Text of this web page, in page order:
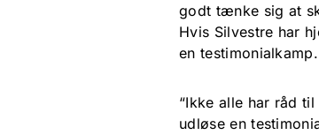
godt tænke sig at
Hvis Silvestre har
en testimonialkamp.
“Ikke alle har råd
udløse en